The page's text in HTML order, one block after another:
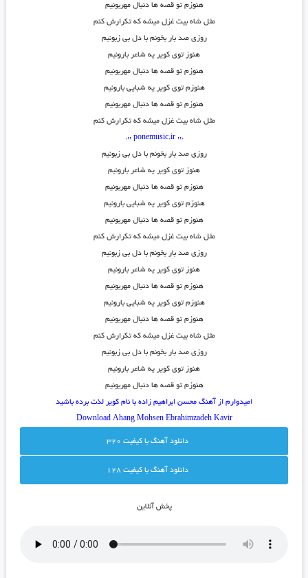
هنوزم تو قصه ها دنبال مهربونیم
مثل شاه بیت غزل میشه که تکرارش کنم
روزی صد بار بخونم با دل بی زبونیم
هنوز توی کویر یه شاعر بارونیم
هنوزم تو قصه ها دنبال مهربونیم
هنوزم توی کویر یه شبایی بارونیم
هنوزم تو قصه ها دنبال مهربونیم
مثل شاه بیت غزل میشه که تکرارش کنم
.:: ponemusic.ir ::.
روزی صد بار بخونم با دل بی زبونیم
هنوز توی کویر یه شاعر بارونیم
هنوزم تو قصه ها دنبال مهربونیم
هنوزم توی کویر یه شبایی بارونیم
هنوزم تو قصه ها دنبال مهربونیم
مثل شاه بیت غزل میشه که تکرارش کنم
روزی صد بار بخونم با دل بی زبونیم
هنوز توی کویر یه شاعر بارونیم
هنوزم تو قصه ها دنبال مهربونیم
هنوزم توی کویر یه شبایی بارونیم
هنوزم تو قصه ها دنبال مهربونیم
مثل شاه بیت غزل میشه که تکرارش کنم
روزی صد بار بخونم با دل بی زبونیم
هنوز توی کویر یه شاعر بارونیم
هنوزم تو قصه ها دنبال مهربونیم
امیدوارم از آهنگ محسن ابراهیم زاده با نام کویر لذت برده باشید
Download Ahang Mohsen Ebrahimzadeh Kavir
دانلود آهنگ با کيفيت 320
دانلود آهنگ با کيفيت 128
پخش آنلاين